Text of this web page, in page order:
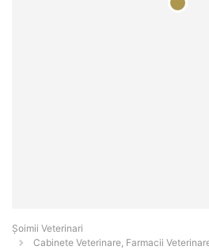
Șoimii Veterinari
Cabinete Veterinare, Farmacii